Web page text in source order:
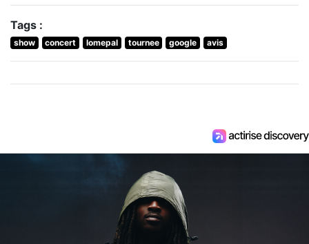
Tags :
show concert lomepal tournee google avis